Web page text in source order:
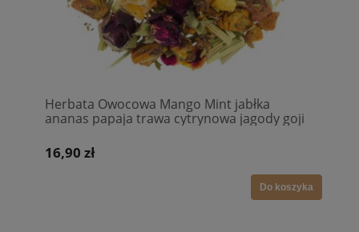
Herbata Owocowa Mango Mint jabłka
ananas papaja trawa cytrynowa jagody goji
16,90 zł
Do koszyka